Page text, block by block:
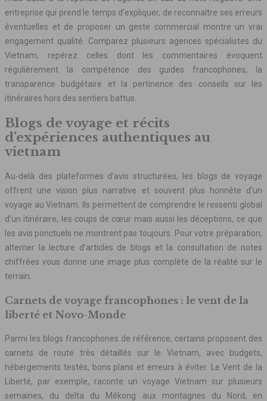
entreprise qui prend le temps d’expliquer, de reconnaître ses erreurs
éventuelles et de proposer un geste commercial montre un vrai
engagement qualité. Comparez plusieurs agences spécialistes du
Vietnam, repérez celles dont les commentaires évoquent
régulièrement la compétence des guides francophones, la
transparence budgétaire et la pertinence des conseils sur les
itinéraires hors des sentiers battus.
Blogs de voyage et récits
d’expériences authentiques au
vietnam
Au-delà des plateformes d’avis structurées, les blogs de voyage
offrent une vision plus narrative et souvent plus honnête d’un
voyage au Vietnam. Ils permettent de comprendre le ressenti global
d’un itinéraire, les coups de cœur mais aussi les déceptions, ce que
les avis ponctuels ne montrent pas toujours. Pour votre préparation,
alterner la lecture d’articles de blogs et la consultation de notes
chiffrées vous donne une image plus complète de la réalité sur le
terrain.
Carnets de voyage francophones : le vent de la
liberté et Novo-Monde
Parmi les blogs francophones de référence, certains proposent des
carnets de route très détaillés sur le Vietnam, avec budgets,
hébergements testés, bons plans et erreurs à éviter. Le Vent de la
Liberté, par exemple, raconte un voyage Vietnam sur plusieurs
semaines, du delta du Mékong aux montagnes du Nord, en